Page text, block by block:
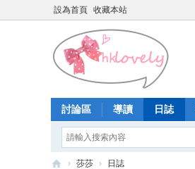
設為首頁 收藏本站
討論區 導讀 日誌
› 莎莎 › 日誌